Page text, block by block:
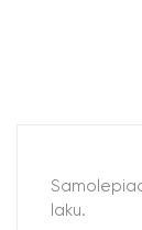
laku.